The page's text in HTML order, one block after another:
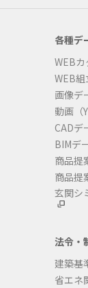
各種デ
WEBカ
WEB
画像デ
動画（
CADデ
BIMデ
商品提
商品提
玄関シ
法令・
建築基
省エネ